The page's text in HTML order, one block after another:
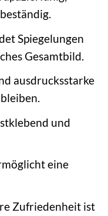
Spiegelungen
Gesamtbild.
ausdrucksstarke
und
eine
Zufriedenheit ist